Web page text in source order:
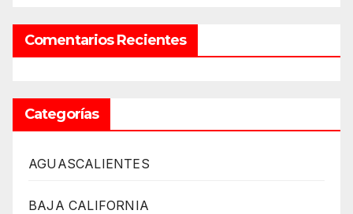
Comentarios Recientes
Categorías
AGUASCALIENTES
BAJA CALIFORNIA